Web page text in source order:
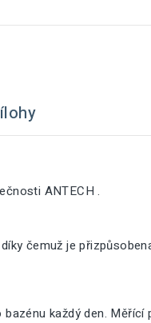
ANTECH .
čemuž je
každý den.